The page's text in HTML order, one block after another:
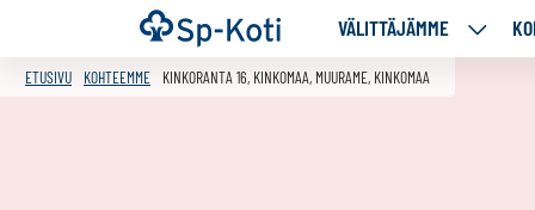
Siirry
sisältöön
Etusivu VÄLITTÄJÄMME
ETUSIVU KOHTEEMME KINKORANTA 16, KINKOMAA, MUURAME, KINKOMAA